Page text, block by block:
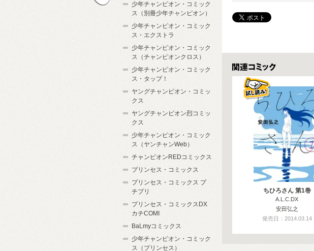
関連コミックス
ちひろさん 第1巻
A.L.C.DX
安田弘之
発売日：2014.03.14
少年チャンピオン・コミック
ス（別冊少年チャンピオン）
少年チャンピオン・コミック
ス・エクストラ
少年チャンピオン・コミック
ス（チャンピオンクロス）
少年チャンピオン・コミック
ス・タップ！
ヤングチャンピオン・コミッ
クス
ヤングチャンピオン烈コミッ
クス
少年チャンピオン・コミック
ス（ヤンチャンWeb）
チャンピオンREDコミックス
プリンセス・コミックス
プリンセス・コミックス プ
チプリ
プリンセス・コミックスDX
カチCOMI
BaLmyコミックス
少年チャンピオン・コミック
ス（プリンセス）